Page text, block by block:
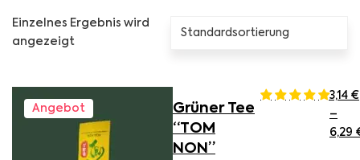
Einzelnes Ergebnis wird
angezeigt
Angebot
Grüner Tee
“TOM
NON”
3,14 €
–
6,29
Dieses Produkt weist mehrere Varianten auf. Die